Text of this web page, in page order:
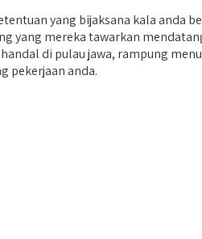
yang bijaksana kala
yang mereka tawarkan
di pulau jawa, rampung
pekerjaan anda.